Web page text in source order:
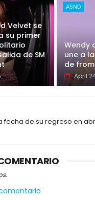
Velvet se
su primer
de SM
ASND
Wendy
une a
de
April
fecha de su regreso en